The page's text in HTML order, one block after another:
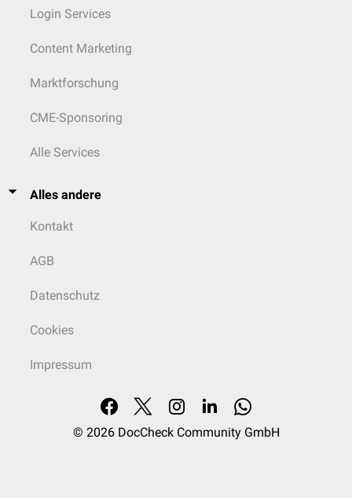
Login Services
Content Marketing
Marktforschung
CME-Sponsoring
Alle Services
Alles andere
Kontakt
AGB
Datenschutz
Cookies
Impressum
© 2026 DocCheck Community GmbH